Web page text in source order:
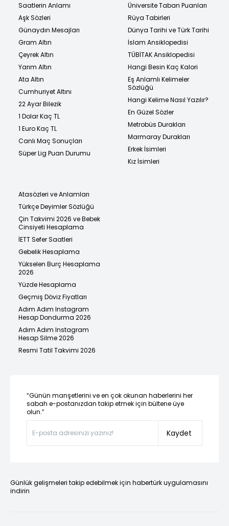
Saatlerin Anlamı
Aşk Sözleri
Günaydın Mesajları
Gram Altın
Çeyrek Altın
Yarım Altın
Ata Altın
Cumhuriyet Altını
22 Ayar Bilezik
1 Dolar Kaç TL
1 Euro Kaç TL
Canlı Maç Sonuçları
Süper Lig Puan Durumu
Üniversite Taban Puanları
Rüya Tabirleri
Dünya Tarihi ve Türk Tarihi
İslam Ansiklopedisi
TÜBİTAK Ansiklopedisi
Hangi Besin Kaç Kalori
Eş Anlamlı Kelimeler
Sözlüğü
Hangi Kelime Nasıl Yazılır?
En Güzel Sözler
Metrobüs Durakları
Marmaray Durakları
Erkek İsimleri
Kız İsimleri
Atasözleri ve Anlamları
Türkçe Deyimler Sözlüğü
Çin Takvimi 2026 ve Bebek
Cinsiyeti Hesaplama
İETT Sefer Saatleri
Gebelik Hesaplama
Yükselen Burç Hesaplama
2026
Yüzde Hesaplama
Geçmiş Döviz Fiyatları
Adım Adım Instagram
Hesap Dondurma 2026
Adım Adım Instagram
Hesap Silme 2026
Resmi Tatil Takvimi 2026
“Günün manşetlerini ve en çok okunan haberlerini her
sabah e-postanızdan takip etmek için bültene üye
olun.”
Kaydet
Günlük gelişmeleri takip edebilmek için habertürk uygulamasını
indirin